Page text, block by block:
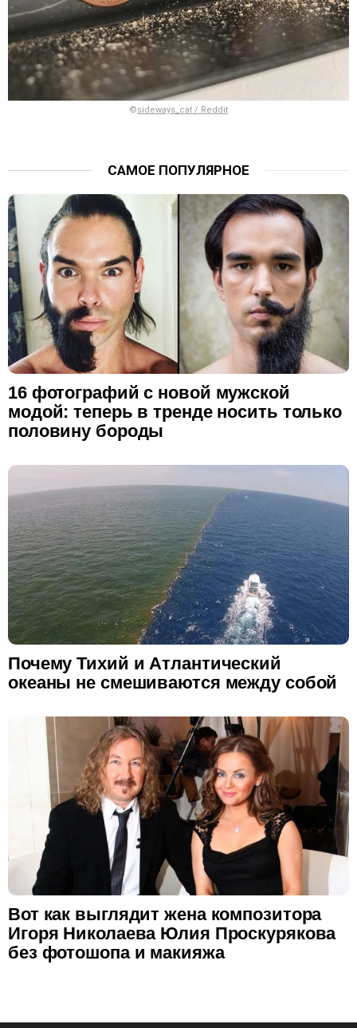
©sideways_cat / Reddit
САМОЕ ПОПУЛЯРНОЕ
16 фотографий с новой мужской
модой: теперь в тренде носить только
половину бороды
Почему Тихий и Атлантический
океаны не смешиваются между собой
Вот как выглядит жена композитора
Игоря Николаева Юлия Проскурякова
без фотошопа и макияжа